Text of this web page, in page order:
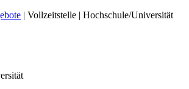
| Vollzeitstelle | Hochschule/Universität